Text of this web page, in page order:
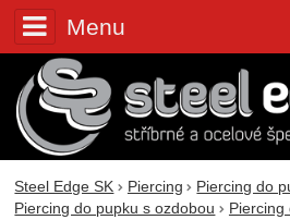
Menu
Steel Edge SK Piercing
Piercing do
Piercing do pupku s ozdobou
Piercing